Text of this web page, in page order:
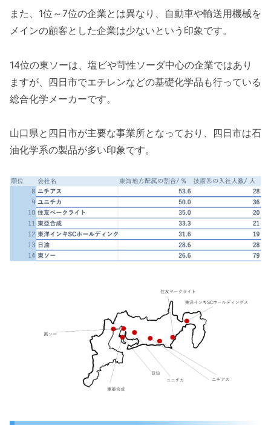
また、1位～7位の企業とは異なり、自動車や輸送用機械を
メインの顧客とした企業は少ないという印象です。
14位の東ソーは、塩ビや苛性ソーダ中心の企業ではあり
ますが、四日市でエチレンなどの基礎化学品も行っている
総合化学メーカーです。
山口県と四日市が主要な事業所となっており、四日市は石
油化学系の製品が多い印象です。